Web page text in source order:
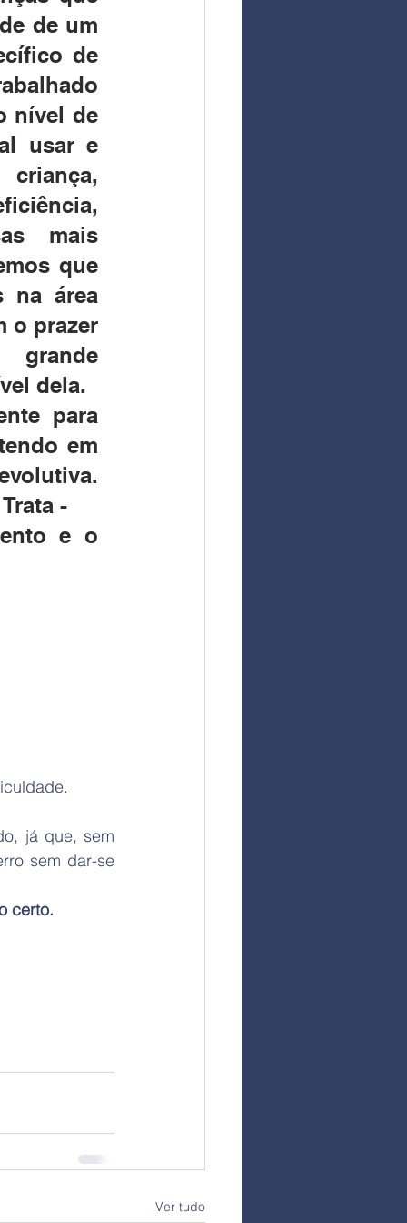
de um
de
nível de
usar e
mais
que
na área
o prazer
dela.
para
em
-
e o
já que, sem
sem dar-se
certo.
Ver tudo